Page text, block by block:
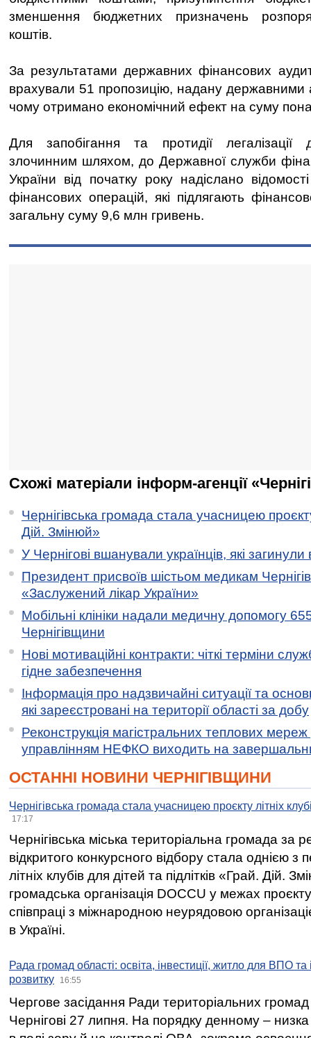
зменшення бюджетних призначень
коштів.
За результатами державних фінансових
врахували 51 пропозицію, надану державними
чому отримано економічний ефект на суму
Для запобігання та протидії легалізації
злочинним шляхом, до Державної служби
України від початку року надіслано
фінансових операцій, які підлягають
загальну суму 9,6 млн гривень.
Схожі матеріали інформ-агенції
Чернігівська громада стала учасницею
Дій. Змінюй»
У Чернігові вшанували українців, які загинули
Президент присвоїв шістьом медикам
«Заслужений лікар України»
Мобільні клініки надали медичну допомогу
Чернігівщини
Нові мотиваційні контракти: чіткі терміни
гідне забезпечення
Інформація про надзвичайні ситуації та
які зареєстровані на території області за добу
Реконструкція магістральних теплових мереж
управлінням НЕФКО виходить на
ОСТАННІ НОВИНИ ЧЕРНІГІВЩИНИ
Чернігівська громада стала учасницею проєкту літніх
17:17
Чернігівська міська територіальна громада за
відкритого конкурсного відбору стала однією
літніх клубів для дітей та підлітків «Грай. Дій.
громадська організація DOCCU у межах
співпраці з міжнародною неурядовою
в Україні.
Рада громад області: освіта, інвестиції, житло для ВПО
розвитку
16:55
Чергове засідання Ради територіальних громад
Чернігові 27 липня. На порядку денному –